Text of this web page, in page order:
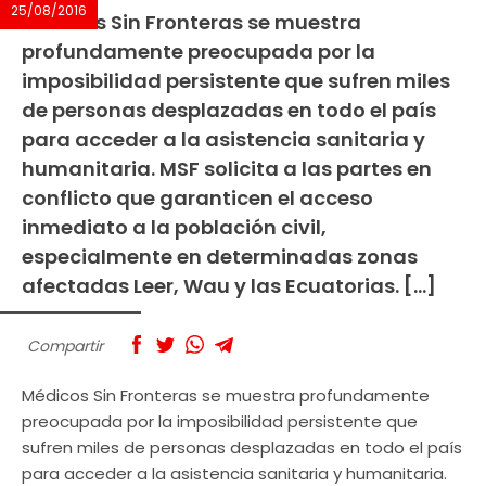
25/08/2016
Médicos Sin Fronteras se muestra
profundamente preocupada por la
imposibilidad persistente que sufren miles
de personas desplazadas en todo el país
para acceder a la asistencia sanitaria y
humanitaria. MSF solicita a las partes en
conflicto que garanticen el acceso
inmediato a la población civil,
especialmente en determinadas zonas
afectadas Leer, Wau y las Ecuatorias. […]
Compartir
Médicos Sin Fronteras se muestra profundamente
preocupada por la imposibilidad persistente que
sufren miles de personas desplazadas en todo el país
para acceder a la asistencia sanitaria y humanitaria.